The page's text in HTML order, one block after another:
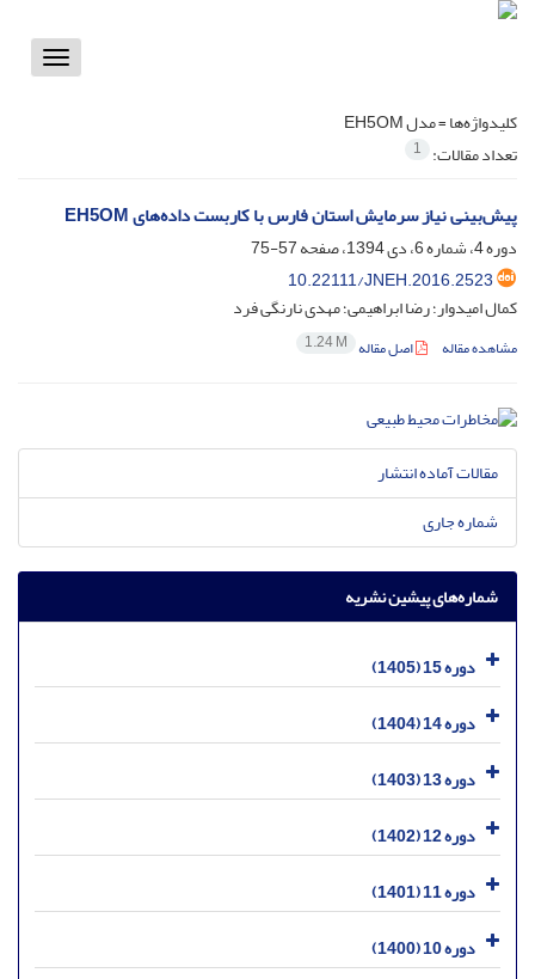
Toggle
کلیدواژه‌ها =مدل EH5OM
تعداد مقالات: 1
پیش‌بینی نیاز سرمایش استان فارس با کاربست داده‌های EH5OM
دوره 4، شماره 6، دی 1394، صفحه
57-75
10.22111/JNEH.2016.2523
کمال امیدوار؛ رضا ابراهیمی؛ مهدی نارنگی فرد
مشاهده مقاله اصل مقاله 1.24 M
مقالات آماده انتشار
شماره جاری
شماره‌های پیشین نشریه
دوره 15 (1405)
دوره 14 (1404)
دوره 13 (1403)
دوره 12 (1402)
دوره 11 (1401)
دوره 10 (1400)